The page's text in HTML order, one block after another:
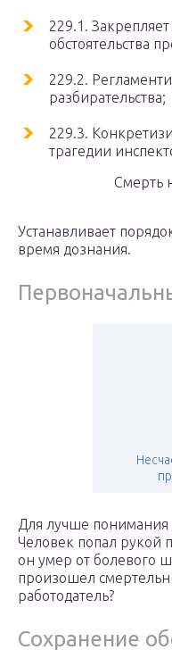
229.1.
обстоятельства
229.2.
разбирательства;
229.3.
трагедии
Смерть
Устанавливает
время дознания.
Для лучше
Человек попал рукой
он умер от болевого
произошел
работодатель?
Сохранение